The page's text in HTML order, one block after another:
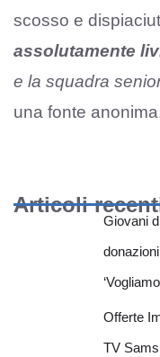
scosso e
assolutamente
e la squadra
una fonte
Articoli
Giovani
Offerte
TV